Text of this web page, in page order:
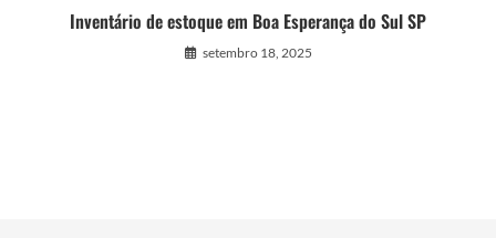
Inventário de estoque em Boa Esperança do Sul SP
setembro 18, 2025